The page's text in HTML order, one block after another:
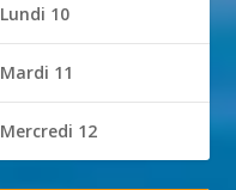
Lundi 10
Mardi 11
Mercredi 12